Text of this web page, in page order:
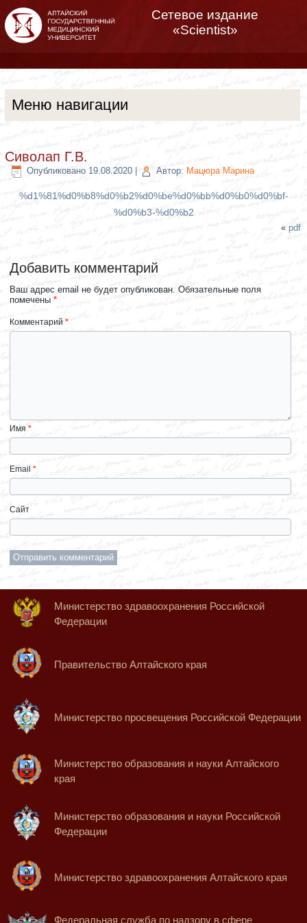
Сетевое издание
«Scientist»
Меню навигации
Сиволап Г.В.
Опубликовано 19.08.2020 Автор: Мацюра Марина
%d1%81%d0%b8%d0%b2%d0%be%d0%bb%d0%b0%d0%bf-
%d0%b3-%d0%b2
« pdf
Добавить комментарий
Ваш адрес email не будет опубликован. Обязательные поля
помечены*
Комментарий*
Имя*
Email*
Сайт
Министерство здравоохранения Российской
Федерации
Правительство Алтайского края
Министерство просвещения Российской Федерации
Министерство образования и науки Алтайского
края
Министерство образования и науки Российской
Федерации
Министерство здравоохранения Алтайского края
Федеральная служба по надзору в сфере